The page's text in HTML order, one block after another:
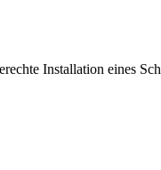
Installation eines